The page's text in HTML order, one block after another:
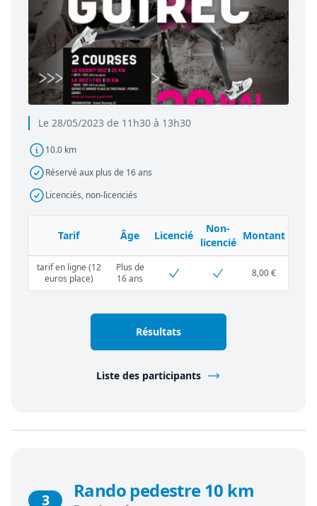
Le 28/05/2023 de 11h30 à 13h30
10.0 km
Réservé aux plus de 16 ans
Licenciés, non-licenciés
Tarif Âge Licencié
Non-
licencié
Montant
tarif en ligne (12
euros place)
Plus de
16 ans
8,00 €
Résultats
Liste des participants
3 Rando pedestre 10 km